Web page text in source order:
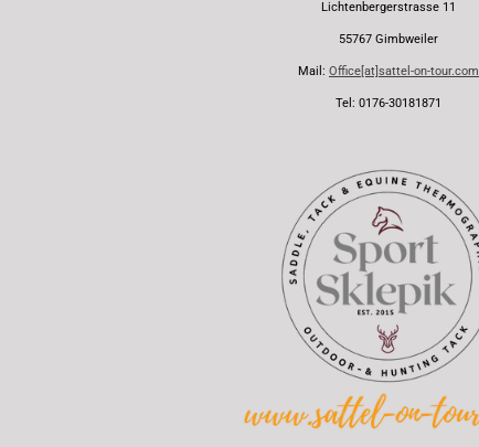
Lichtenbergerstrasse 11
55767 Gimbweiler
Mail: Office[at]sattel-on-tour.com
Tel: 0176-30181871